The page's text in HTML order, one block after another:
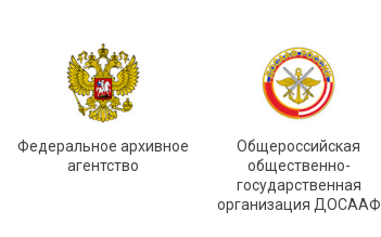
Федеральное архивное
агентство
Общероссийская
общественно-
государственная
организация ДОСААФ